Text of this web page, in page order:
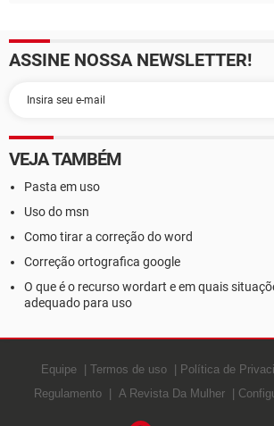
ASSINE NOSSA NEWSLETTER!
VEJA TAMBÉM
Pasta em uso
Uso do msn
Como tirar a correção do word
Correção ortografica google
O que é o recurso wordart e em quais
adequado para uso
Equipe Termos de uso Política de
Regulamento
A Revista Da Mulher